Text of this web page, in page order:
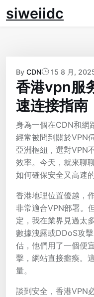
Skip
tosiweiidc
By CDN 15 8 月,
香港vpn服
速连接指南
身為一個在CDN和網
經常被問到關於VPN
亞洲樞紐，選對VPN
效率。今天，就來聊
如何確保安全又高速的
香港地理位置優越，
非常適合VPN部署。
定，我在業界見過太
數據洩露或DDoS攻
估，他們用了一個便
擊，網站直接癱瘓。
量。
談到安全，香港VPN